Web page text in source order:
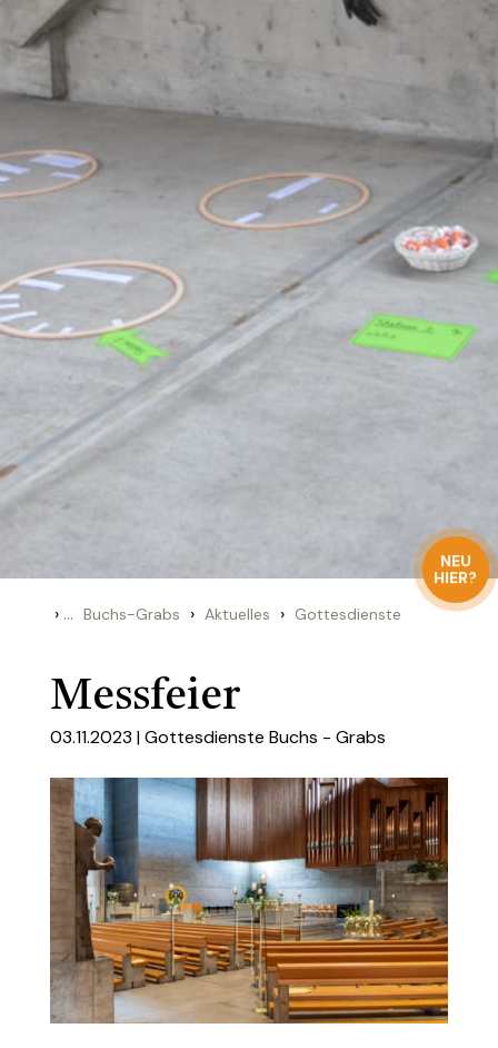
NEU
HIER?
› ... Buchs-Grabs › Aktuelles › Gottesdienste
Messfeier
03.11.2023 |Gottesdienste Buchs - Grabs